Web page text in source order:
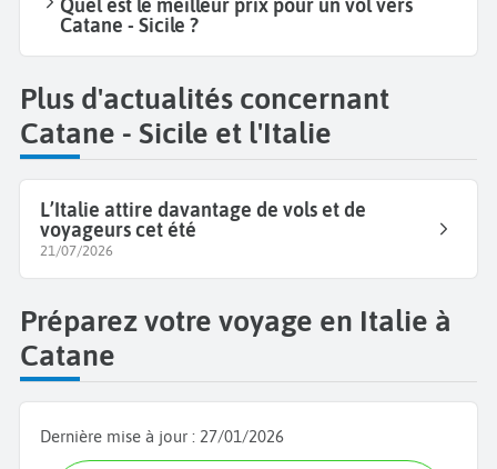
Quel est le meilleur prix pour un vol vers
Catane - Sicile ?
Plus d'actualités concernant
Catane - Sicile et l'Italie
L’Italie attire davantage de vols et de
voyageurs cet été
21/07/2026
Préparez votre voyage en Italie à
Catane
Dernière mise à jour : 27/01/2026